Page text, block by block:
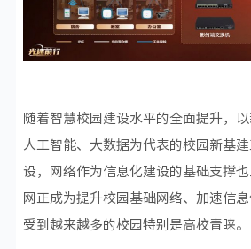
随着智慧校园建设水平的全面提升，以
人工智能、大数据为代表的校园新基
设，网络作为信息化建设的基础支撑
网正成为提升校园基础网络、加速信息
受到越来越多的校园特别是高校青睐。